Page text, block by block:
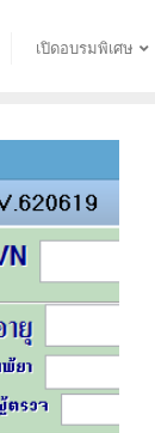
เปิดอบรมพิเศษ